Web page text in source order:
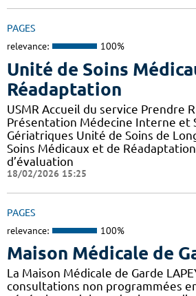
PAGES
relevance: 100%
Unité de Soins
Réadaptation
USMR Accueil du service Prendre
Présentation Médecine Interne et
Gériatriques Unité de Soins de
Soins Médicaux et de
d’évaluation
18/02/2026 15:25
PAGES
relevance: 100%
Maison Médicale de
La Maison Médicale de Garde
consultations non programmées